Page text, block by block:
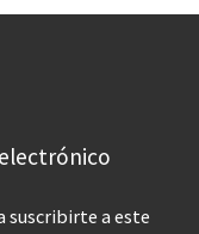
suscribirte a este